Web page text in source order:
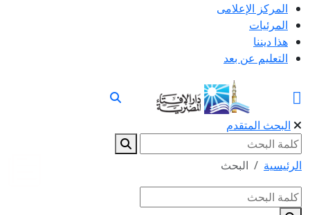
المركز الإعلامى
المرئيات
هذا ديننا
التعليم عن بعد
البحث المتقدم
الرئيسية البحث